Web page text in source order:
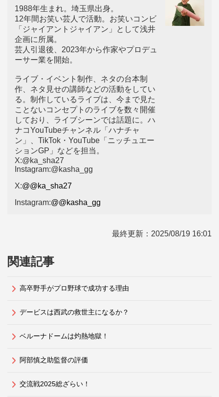
1988年生まれ。埼玉県出身。
12年間お笑い芸人で活動。お笑いコンビ
「ジャイアントジャイアン」として浅井
企画に所属。
芸人引退後、2023年から作家やプロデュ
ーサー業を開始。
ライブ・イベント制作、ネタの台本制
作、ネタ見せの講師などの活動をしてい
る。制作しているライブは、今まで見た
ことないコンセプトのライブを数々開催
しており、ライブシーンでは話題に。ハ
ナコYouTubeチャンネル「ハナチャ
ン」、TikTok・YouTube「ニッチュエー
ションGP」などを担当。
X:@ka_sha27
Instagram:@kasha_gg
X:@@ka_sha27
Instagram:@@kasha_gg
最終更新： 2025/08/19 16:01
関連記事
高卒野手がプロ野球で成功する理由
デービスは西武の救世主になるか？
ベルーナドームは灼熱地獄！
阿部慎之助監督の評価
交流戦2025総ざらい！